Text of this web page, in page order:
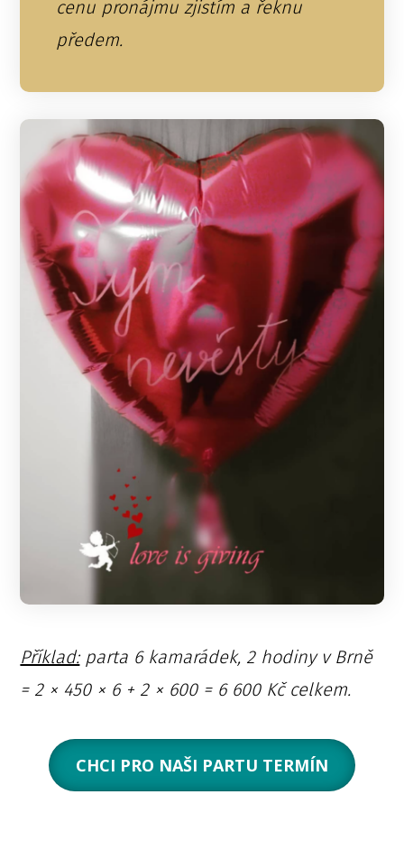
cenu pronájmu zjistím a řeknu
předem.
Příklad:parta 6 kamarádek, 2 hodiny v Brně
= 2 × 450 × 6 + 2 × 600 = 6 600 Kč celkem.
CHCI PRO NAŠI PARTU TERMÍN